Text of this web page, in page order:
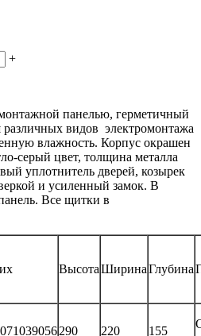
+
панелью, герметичный
видов электромонтажа
влажность. Корпус окрашен
серый цвет, толщина металла
уплотнитель дверей, козырек
и усиленный замок. В
Все щитки в
ВысотаШиринаГлубина
290 220 155